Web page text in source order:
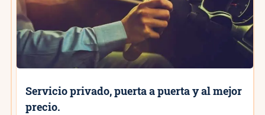
Servicio privado, puerta a puerta y al mejor
precio.